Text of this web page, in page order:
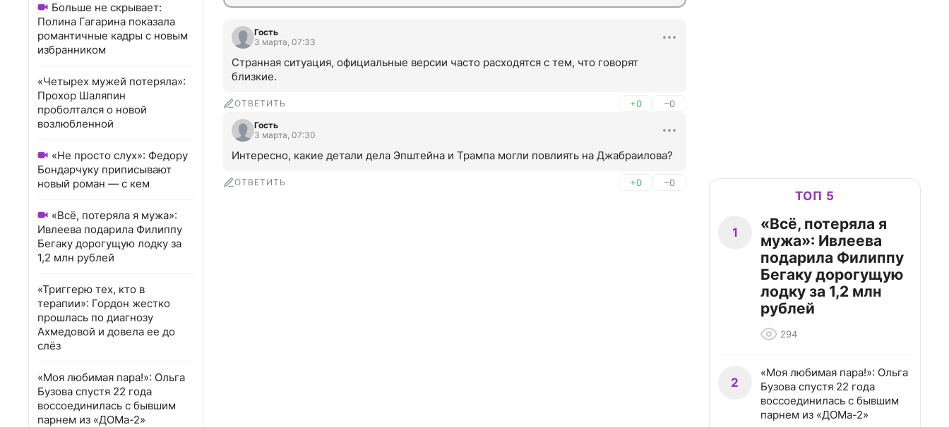
Больше не скрывает:
Полина Гагарина показала
романтичные кадры с новым
избранником
«Четырех мужей потеряла»:
Прохор Шаляпин
проболтался о новой
возлюбленной
«Не просто слух»: Федору
Бондарчуку приписывают
новый роман — с кем
«Всё, потеряла я мужа»:
Ивлеева подарила Филиппу
Бегаку дорогущую лодку за
1,2 млн рублей
«Триггерю тех, кто в
терапии»: Гордон жестко
прошлась по диагнозу
Ахмедовой и довела ее до
слёз
«Моя любимая пара!»: Ольга
Бузова спустя 22 года
воссоединилась с бывшим
парнем из «ДОМа-2»
Гость
3 марта, 07:33
Странная ситуация, официальные версии часто расходятся с тем, что говорят
близкие.
ОТВЕТИТЬ +0 –0
Гость
3 марта, 07:30
Интересно, какие детали дела Эпштейна и Трампа могли повлиять на Джабраилова?
ОТВЕТИТЬ +0 –0
ТОП 5
1
«Всё, потеряла я
мужа»: Ивлеева
подарила Филиппу
Бегаку дорогущую
лодку за 1,2 млн
рублей
294
2
«Моя любимая пара!»: Ольга
Бузова спустя 22 года
воссоединилась с бывшим
парнем из «ДОМа-2»